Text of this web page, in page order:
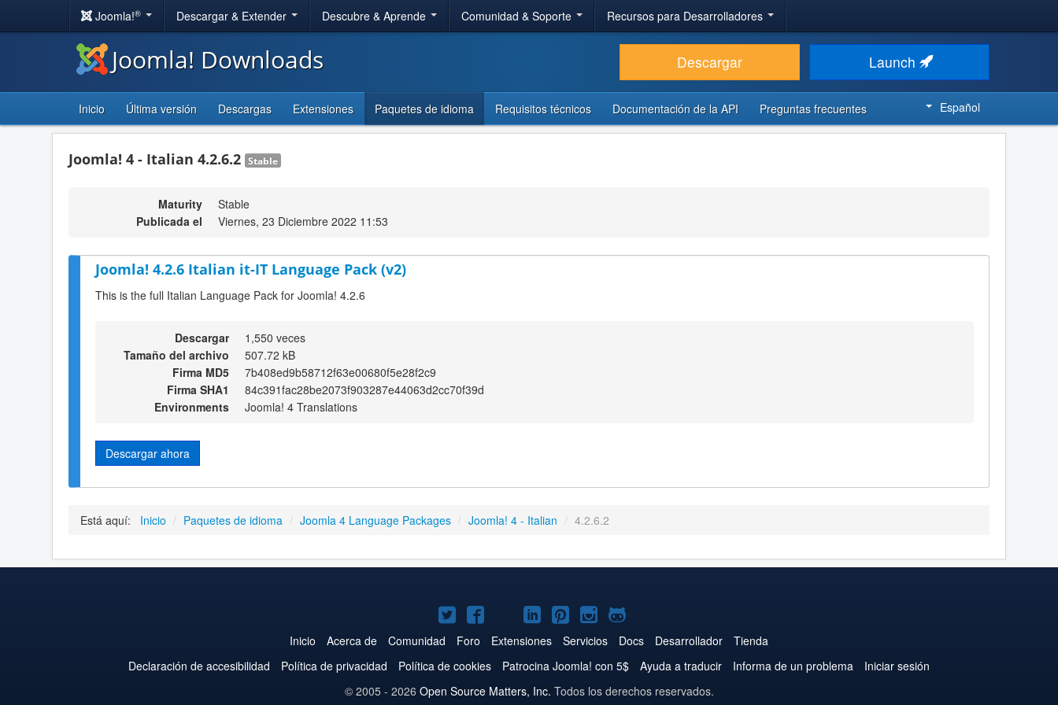
Joomla!® Descargar & Extender Descubre & Aprende Comunidad & Soporte Recursos para Desarrolladores
Joomla! Downloads Descargar Launch
Inicio Última versión Descargas Extensiones Paquetes de idioma Requisitos técnicos Documentación de la API Preguntas frecuentes Español
Joomla! 4 - Italian 4.2.6.2 Stable
Maturity
Stable
Publicada el
Viernes, 23 Diciembre 2022 11:53
Joomla! 4.2.6 Italian it-IT Language Pack (v2)
This is the full Italian Language Pack for Joomla! 4.2.6
Descargar
1,550 veces
Tamaño del archivo
507.72 kB
Firma MD5
7b408ed9b58712f63e00680f5e28f2c9
Firma SHA1
84c391fac28be2073f903287e44063d2cc70f39d
Environments
Joomla! 4 Translations
Descargar ahora
Está aquí: Inicio / Paquetes de idioma / Joomla 4 Language Packages / Joomla! 4 - Italian / 4.2.6.2
Joomla!
en
Twitter
Joomla!
en
Facebook
Joomla!
en
YouTube
Joomla!
en
LinkedIn
Joomla!
en
Pinterest
Joomla!
en
Instagram
Joomla!
en
GitHub
Inicio Acerca de Comunidad Foro Extensiones Servicios Docs Desarrollador
Tienda
Declaración de accesibilidad
Política de privacidad Política de cookies Patrocina Joomla! con 5$ Ayuda a traducir Informa de un problema
Iniciar sesión
© 2005 - 2026 Open Source Matters, Inc. Todos los derechos reservados.